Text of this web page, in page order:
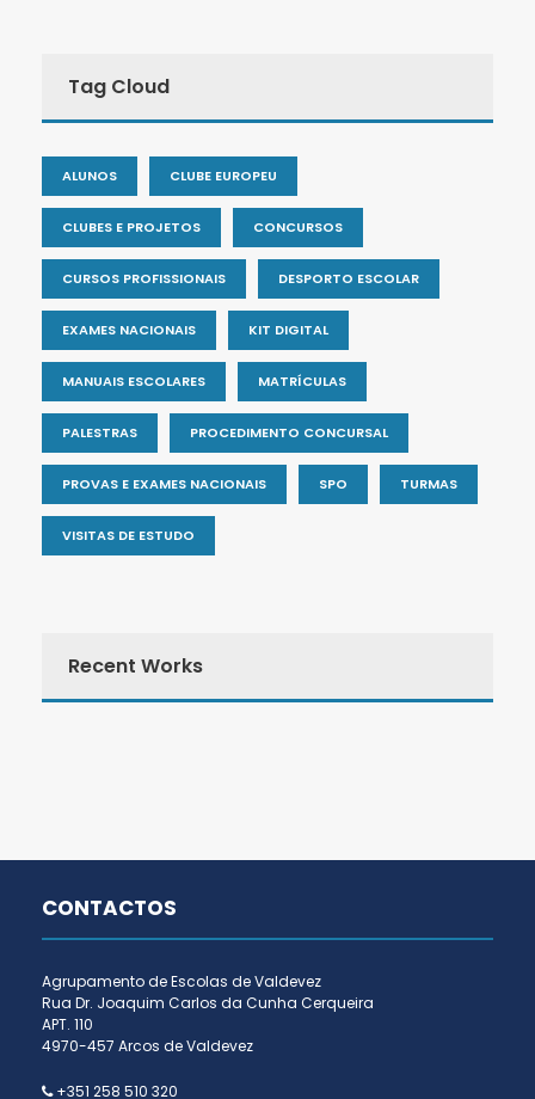
Tag Cloud
ALUNOS CLUBE EUROPEU
CLUBES E PROJETOS CONCURSOS
CURSOS PROFISSIONAIS DESPORTO ESCOLAR
EXAMES NACIONAIS KIT DIGITAL
MANUAIS ESCOLARES MATRÍCULAS
PALESTRAS PROCEDIMENTO CONCURSAL
PROVAS E EXAMES NACIONAIS SPO TURMAS
VISITAS DE ESTUDO
Recent Works
CONTACTOS
Agrupamento de Escolas de Valdevez
Rua Dr. Joaquim Carlos da Cunha Cerqueira
APT. 110
4970-457 Arcos de Valdevez
+351 258 510 320